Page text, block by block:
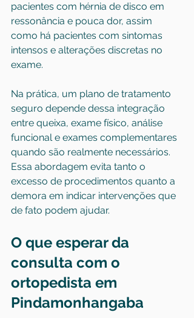
pacientes com hérnia de disco em
ressonância e pouca dor, assim
como há pacientes com sintomas
intensos e alterações discretas no
exame.
Na prática, um plano de tratamento
seguro depende dessa integração
entre queixa, exame físico, análise
funcional e exames complementares
quando são realmente necessários.
Essa abordagem evita tanto o
excesso de procedimentos quanto a
demora em indicar intervenções que
de fato podem ajudar.
O que esperar da
consulta com o
ortopedista em
Pindamonhangaba